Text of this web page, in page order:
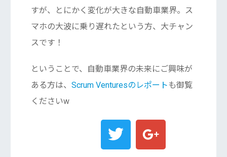
すが、とにかく変化が大きな自動車業界。ス
マホの大波に乗り遅れたという方、大チャン
スです！
ということで、自動車業界の未来にご興味が
ある方は、 Scrum Venturesのレポートも御覧
くださいw